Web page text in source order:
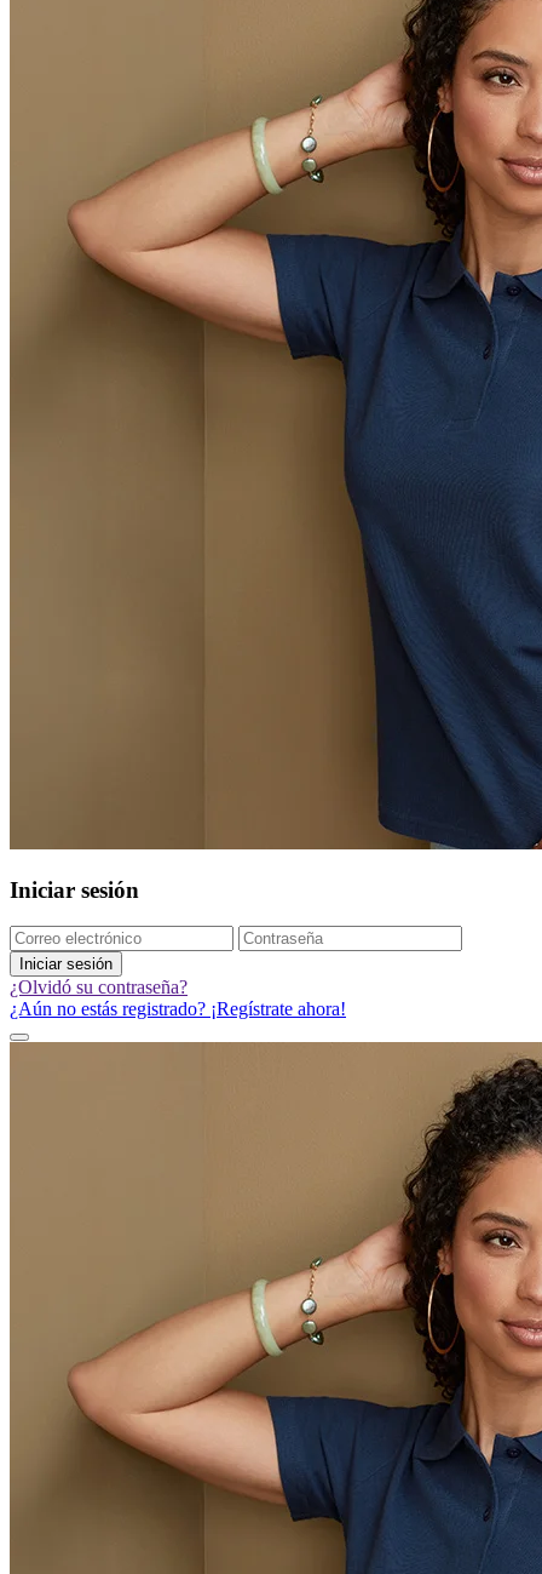
Iniciar sesión
Iniciar sesión
¿Olvidó su contraseña?
¿Aún no estás registrado? ¡Regístrate ahora!